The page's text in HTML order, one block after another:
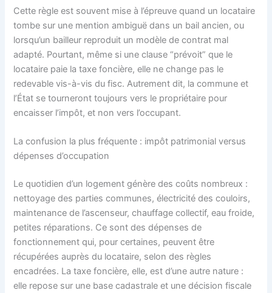
Cette règle est souvent mise à l’épreuve quand un locataire
tombe sur une mention ambiguë dans un bail ancien, ou
lorsqu’un bailleur reproduit un modèle de contrat mal
adapté. Pourtant, même si une clause “prévoit” que le
locataire paie la taxe foncière, elle ne change pas le
redevable vis-à-vis du fisc. Autrement dit, la commune et
l’État se tourneront toujours vers le propriétaire pour
encaisser l’impôt, et non vers l’occupant.
La confusion la plus fréquente : impôt patrimonial versus
dépenses d’occupation
Le quotidien d’un logement génère des coûts nombreux :
nettoyage des parties communes, électricité des couloirs,
maintenance de l’ascenseur, chauffage collectif, eau froide,
petites réparations. Ce sont des dépenses de
fonctionnement qui, pour certaines, peuvent être
récupérées auprès du locataire, selon des règles
encadrées. La taxe foncière, elle, est d’une autre nature :
elle repose sur une base cadastrale et une décision fiscale